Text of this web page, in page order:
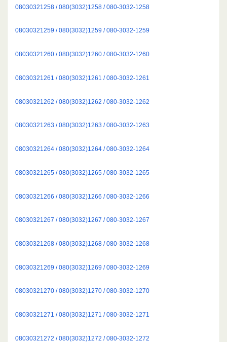
08030321258 / 080(3032)1258 / 080-3032-1258
08030321259 / 080(3032)1259 / 080-3032-1259
08030321260 / 080(3032)1260 / 080-3032-1260
08030321261 / 080(3032)1261 / 080-3032-1261
08030321262 / 080(3032)1262 / 080-3032-1262
08030321263 / 080(3032)1263 / 080-3032-1263
08030321264 / 080(3032)1264 / 080-3032-1264
08030321265 / 080(3032)1265 / 080-3032-1265
08030321266 / 080(3032)1266 / 080-3032-1266
08030321267 / 080(3032)1267 / 080-3032-1267
08030321268 / 080(3032)1268 / 080-3032-1268
08030321269 / 080(3032)1269 / 080-3032-1269
08030321270 / 080(3032)1270 / 080-3032-1270
08030321271 / 080(3032)1271 / 080-3032-1271
08030321272 / 080(3032)1272 / 080-3032-1272